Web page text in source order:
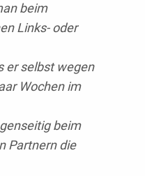
beim
Links- oder
er selbst wegen
Wochen im
beim
Partnern die